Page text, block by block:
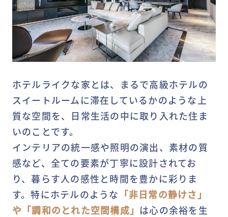
ホテルライクな家とは、まるで高級ホテルの
スイートルームに滞在しているかのような上
質な空間を、日常生活の中に取り入れた住ま
いのことです。
インテリアの統一感や照明の演出、素材の質
感など、全ての要素が丁寧に設計されてお
り、暮らす人の感性と時間を豊かに彩りま
す。特にホテルのような 「非日常の静けさ」
や「調和のとれた空間構成」 は心の余裕を生